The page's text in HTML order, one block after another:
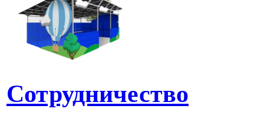
Сотрудничество